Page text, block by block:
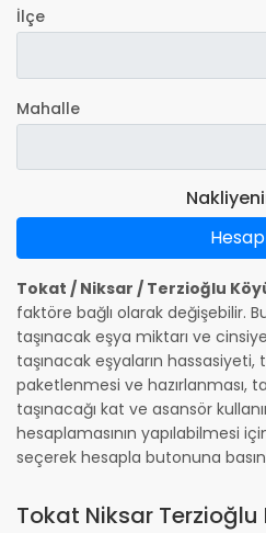
İlçe
Mahalle
Tokat / Niksar / Terzioğlu
faktöre bağlı olarak değişebilir.
taşınacak eşya miktarı ve
taşınacak eşyaların hassasiyeti,
paketlenmesi ve hazırlanması,
taşınacağı kat ve asansör
hesaplamasının yapılabilmesi
seçerek hesapla butonuna
Tokat Niksar Terzioğlu